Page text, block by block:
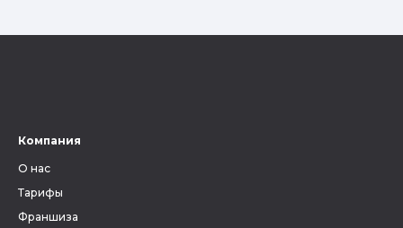
Компания
О нас
Тарифы
Франшиза